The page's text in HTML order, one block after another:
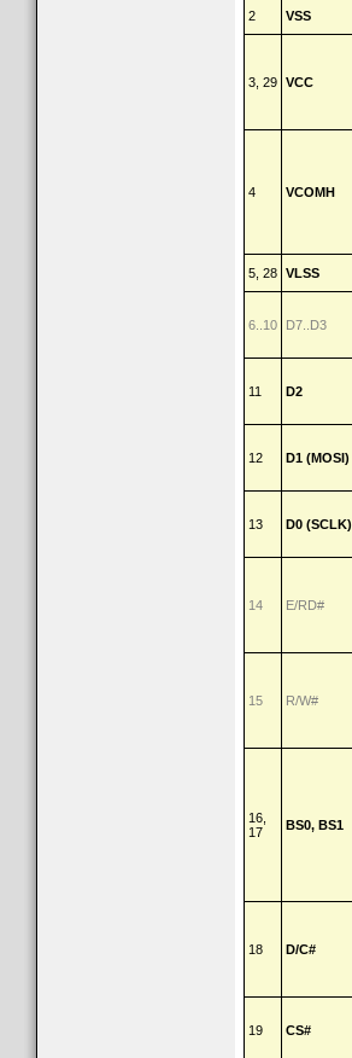
2 VSS
3, 29 VCC
4 VCOMH
5, 28 VLSS
6..10 D7..D3
11 D2
12 D1 (MOSI)
13 D0 (SCLK)
14 E/RD#
15 R/W#
16,
17
BS0, BS1
18 D/C#
19 CS#